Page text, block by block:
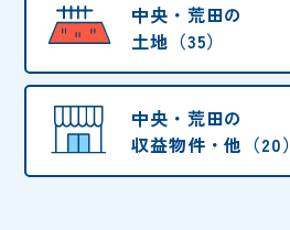
中央・荒田の
土地（35）
中央・荒田の
収益物件・他（20）